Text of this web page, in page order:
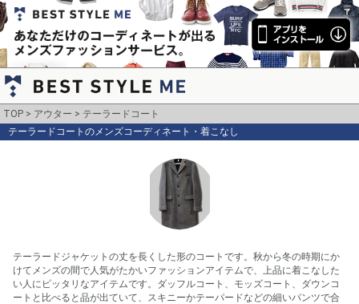
TOP アウター
テーラードコート
テーラードコートのメンズコーディネート・着こなし
テーラードジャケットの丈を長くした形のコートです。秋から冬の時期にか
けてメンズの間で人気がたかいファッションアイテムで、上品に着こなした
い人にピッタリなアイテムです。ダッフルコート、モッズコート、ダウンコ
ートと比べると品が出ていて、スキニーかテーパードなどの細いパンツで合